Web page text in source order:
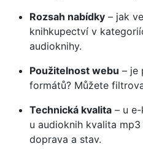
Rozsah nabídky – jak
knihkupectví v
audioknihy.
Použitelnost webu – je
formátů? Můžete
Technická kvalita – u
u audioknih kvalita
doprava a stav.